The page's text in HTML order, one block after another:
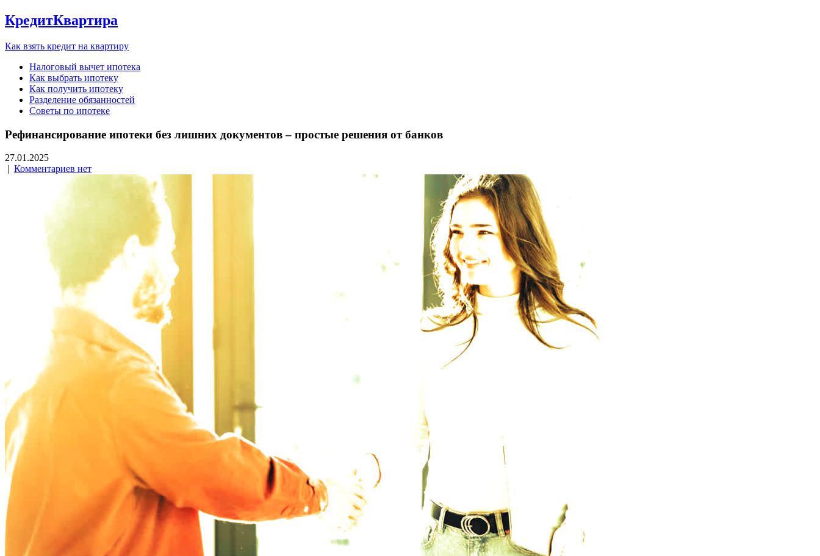
КредитКвартира
Как взять кредит на квартиру
Налоговый вычет ипотека
Как выбрать ипотеку
Как получить ипотеку
Разделение обязанностей
Советы по ипотеке
Рефинансирование ипотеки без лишних документов – простые решения от банков
27.01.2025
| Комментариев нет